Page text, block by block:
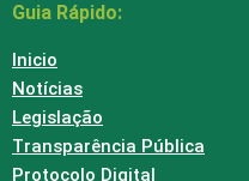
Guia Rápido:
Inicio
Notícias
Legislação
Transparência Pública
Protocolo Digital